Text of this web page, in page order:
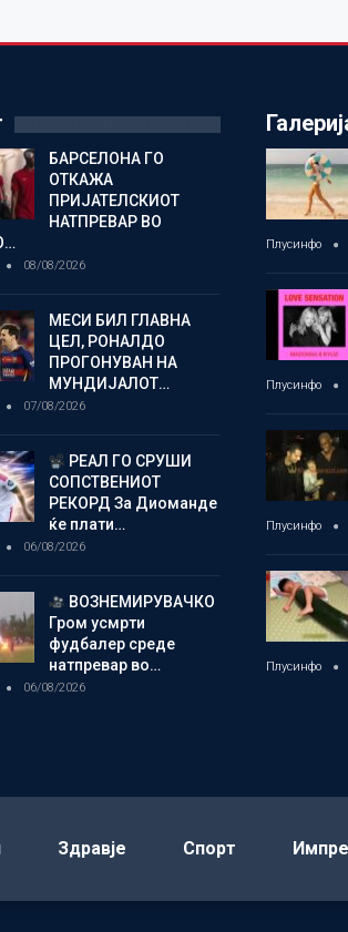
БАРСЕЛОНА ГО
ОТКАЖА
ПРИЈАТЕЛСКИОТ
НАТПРЕВАР ВО
08/08/2026
МЕСИ БИЛ ГЛАВНА
ЦЕЛ, РОНАЛДО
ПРОГОНУВАН НА
МУНДИЈАЛОТ…
07/08/2026
РЕАЛ ГО СРУШИ
СОПСТВЕНИОТ
РЕКОРД За Диоманде
ќе плати…
06/08/2026
ВОЗНЕМИРУВАЧКО
Гром усмрти
фудбалер среде
натпревар во…
06/08/2026
Плусинфо
Плусинфо
Плусинфо
Плусинфо
Здравје Спорт